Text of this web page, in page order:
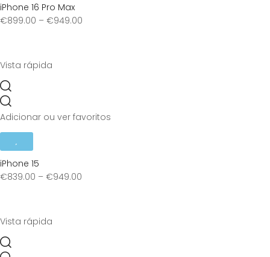
iPhone 16 Pro Max
€899.00 – €949.00
Vista rápida
Adicionar ou ver favoritos
iPhone 15
€839.00 – €949.00
Vista rápida